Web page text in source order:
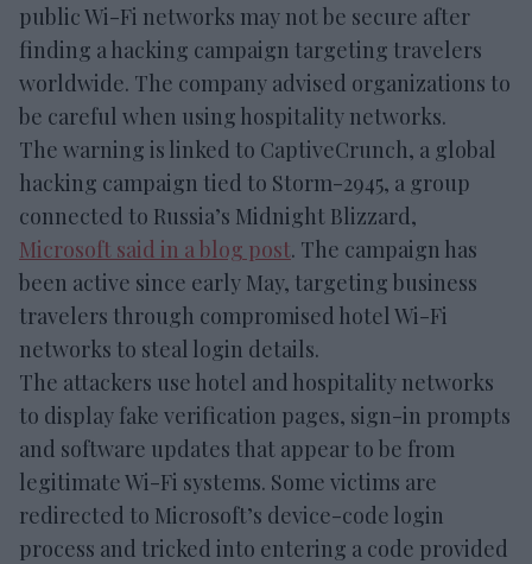
public Wi-Fi networks may not be secure after
finding a hacking campaign targeting travelers
worldwide. The company advised organizations to
be careful when using hospitality networks.
The warning is linked to CaptiveCrunch, a global
hacking campaign tied to Storm-2945, a group
connected to Russia’s Midnight Blizzard,
Microsoft said in a blog post. The campaign has
been active since early May, targeting business
travelers through compromised hotel Wi-Fi
networks to steal login details.
The attackers use hotel and hospitality networks
to display fake verification pages, sign-in prompts
and software updates that appear to be from
legitimate Wi-Fi systems. Some victims are
redirected to Microsoft’s device-code login
process and tricked into entering a code provided